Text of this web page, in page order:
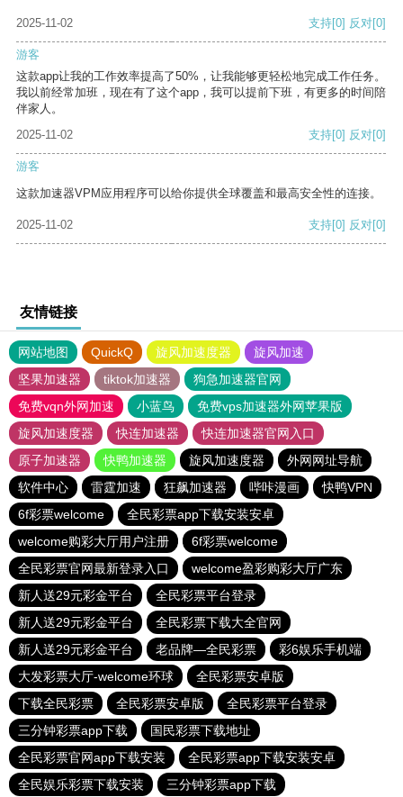
2025-11-02 支持[0] 反对[0]
游客
这款app让我的工作效率提高了50%，让我能够更轻松地完成工作任务。
我以前经常加班，现在有了这个app，我可以提前下班，有更多的时间陪
伴家人。
2025-11-02
支持[0] 反对[0]
游客
这款加速器VPM应用程序可以给你提供全球覆盖和最高安全性的连接。
2025-11-02 支持[0] 反对[0]
友情链接
网站地图 QuickQ 旋风加速度器
旋风加速
坚果加速器
tiktok加速器
狗急加速器官网
免费vqn外网加速
小蓝鸟
免费vps加速器外网苹果版
旋风加速度器
快连加速器
快连加速器官网入口
原子加速器
快鸭加速器 旋风加速度器
外网网址导航
软件中心
雷霆加速 狂飙加速器 哔咔漫画
快鸭VPN
6f彩票welcome
全民彩票app下载安装安卓
welcome购彩大厅用户注册
6f彩票welcome
全民彩票官网最新登录入口
welcome盈彩购彩大厅广东
新人送29元彩金平台
全民彩票平台登录
新人送29元彩金平台
全民彩票下载大全官网
新人送29元彩金平台
老品牌—全民彩票
彩6娱乐手机端
大发彩票大厅-welcome环球
全民彩票安卓版
下载全民彩票
全民彩票安卓版
全民彩票平台登录
三分钟彩票app下载
国民彩票下载地址
全民彩票官网app下载安装
全民彩票app下载安装安卓
全民娱乐彩票下载安装
三分钟彩票app下载